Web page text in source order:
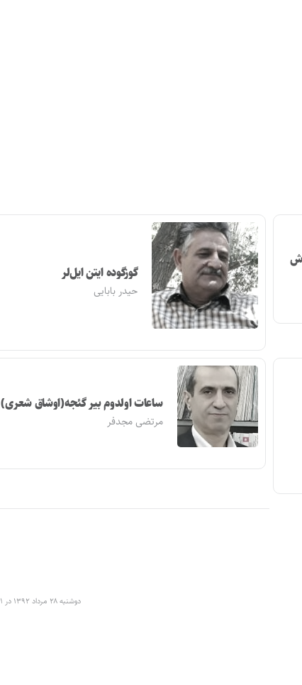
گوزگوده ایتن ایل‌لر
حیدر بابایی
ساعات اولدوم بیر گئجه(اوشاق شعری)
مرتضی مجدفر
دوشنبه ۲۸ مرداد ۱۳۹۲ در ۲۲:۴۱